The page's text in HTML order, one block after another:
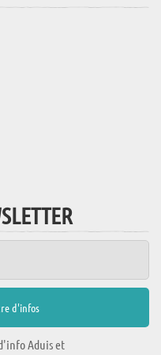
Aduis et